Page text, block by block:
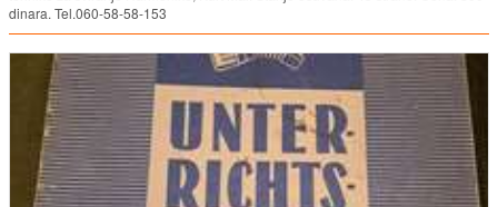
dinara. Tel.060-58-58-153